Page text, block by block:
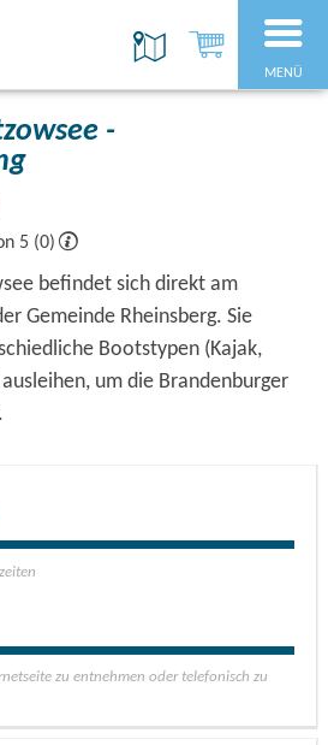
MENÜ
-
5 (0)
befindet sich direkt am
Gemeinde Rheinsberg. Sie
Bootstypen (Kajak,
um die Brandenburger
zu entnehmen oder telefonisch zu